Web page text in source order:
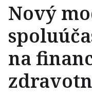
Nový
na